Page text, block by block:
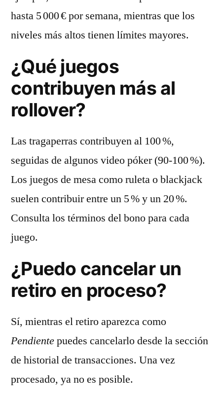
hasta 5 000 € por semana, mientras que los
niveles más altos tienen límites mayores.
¿Qué juegos
contribuyen más al
rollover?
Las tragaperras contribuyen al 100 %,
seguidas de algunos video póker (90‑100 %).
Los juegos de mesa como ruleta o blackjack
suelen contribuir entre un 5 % y un 20 %.
Consulta los términos del bono para cada
juego.
¿Puedo cancelar un
retiro en proceso?
Sí, mientras el retiro aparezca como
Pendientepuedes cancelarlo desde la sección
de historial de transacciones. Una vez
procesado, ya no es posible.